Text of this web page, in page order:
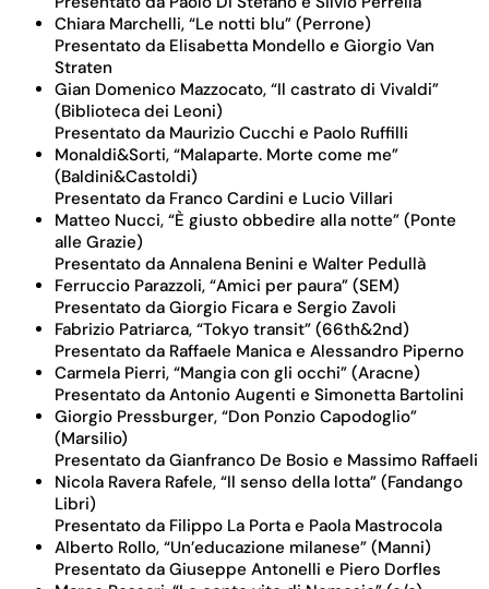
Chiara Marchelli, “Le notti blu” (Perrone)
Presentato da Elisabetta Mondello e Giorgio Van
Straten
Gian Domenico Mazzocato, “Il castrato di Vivaldi”
(Biblioteca dei Leoni)
Presentato da Maurizio Cucchi e Paolo Ruffilli
Monaldi&Sorti, “Malaparte. Morte come me”
(Baldini&Castoldi)
Presentato da Franco Cardini e Lucio Villari
Matteo Nucci, “È giusto obbedire alla notte” (Ponte
alle Grazie)
Presentato da Annalena Benini e Walter Pedullà
Ferruccio Parazzoli, “Amici per paura” (SEM)
Presentato da Giorgio Ficara e Sergio Zavoli
Fabrizio Patriarca, “Tokyo transit” (66th&2nd)
Presentato da Raffaele Manica e Alessandro Piperno
Carmela Pierri, “Mangia con gli occhi” (Aracne)
Presentato da Antonio Augenti e Simonetta Bartolini
Giorgio Pressburger, “Don Ponzio Capodoglio”
(Marsilio)
Presentato da Gianfranco De Bosio e Massimo Raffaeli
Nicola Ravera Rafele, “Il senso della lotta” (Fandango
Libri)
Presentato da Filippo La Porta e Paola Mastrocola
Alberto Rollo, “Un’educazione milanese” (Manni)
Presentato da Giuseppe Antonelli e Piero Dorfles